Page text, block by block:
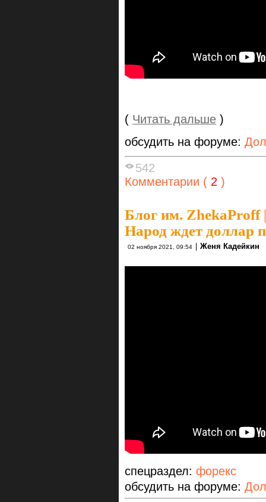
( Читать дальше )
обсудить на форуме:
542
Комментарии ( 2 )
Блог им. ZhekaProff|
Народ ждет доллар
02 ноября 2021, 09:54 Женя Кадейкин
спецраздел: форекс
обсудить на форуме: